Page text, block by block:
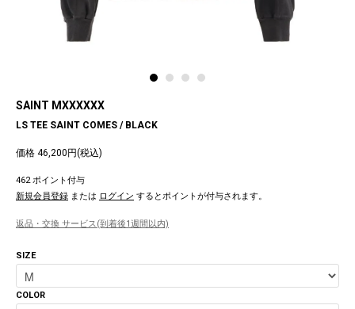
SAINT MXXXXXX
LS TEE SAINT COMES / BLACK
価格 46,200円(税込)
462 ポイント付与
新規会員登録 または ログイン するとポイントが付与されます。
返品・交換 サービス(到着後1週間以内)
SIZE
COLOR